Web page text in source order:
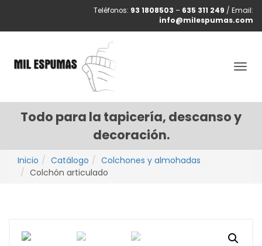
Teléfonos: 93 1808503 – 635 311 249 / Email:
info@milespumas.com
Todo para la tapicería, descanso y
decoración.
Inicio Catálogo
Colchones y almohadas
Colchón articulado